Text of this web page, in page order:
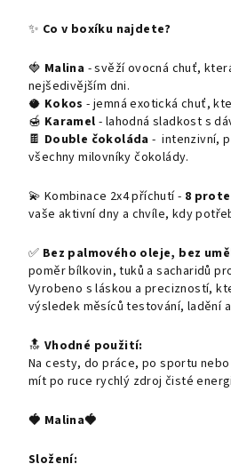
✨ Co v boxíku najdete?
🍓 Malina - svěží ovocná chuť,
nejšedivějším dni.
🥥 Kokos - jemná exotická chuť,
🍯 Karamel - lahodná sladkost s
🍫 Double čokoláda- intenzivní,
všechny milovníky čokolády.
💫 Kombinace 2x4 příchutí - 8
vaše aktivní dny a chvíle, kdy
✅ Bez palmového oleje, bez
poměr bílkovin, tuků a sacharidů
Vyrobeno s láskou a precizností,
výsledek měsíců testování, ladění
🔝 Vhodné použití:
Na cesty, do práce, po sportu
mít po ruce rychlý zdroj čisté
🍓 Malina🍓
Složení: